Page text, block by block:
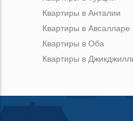
Квартиры в Анталии
Квартиры в Авсалларе
Квартиры в Оба
Квартиры в